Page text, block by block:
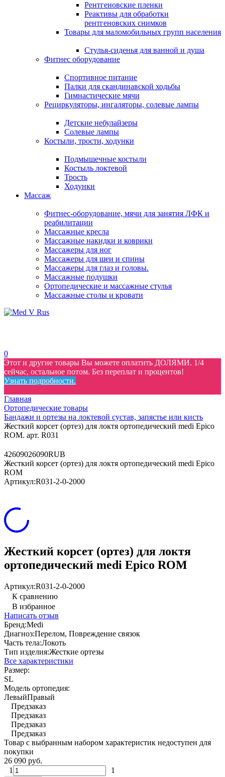
Рентгеновские пленки
Реактивы для обработки
рентгеновских снимков
Товары для маломобильных групп населения
Стулья-сиденья для ванной и душа
Фитнес оборудование
Спортивное питание
Палки для скандинавской ходьбы
Гимнастические мячи
Рециркуляторы, ингаляторы, солевые лампы
Детские небулайзеры
Солевые лампы
Костыли, трости, ходунки
Подмышечные костыли
Костыль локтевой
Трость
Ходунки
Массаж
Фитнес-оборудование, мячи для занятия ЛФК и
реабилитации
Массажные кресла
Массажные накидки и коврики
Массажеры для ног
Массажеры для шеи и спины
Массажеры для глаз и головы.
Массажные подушки
Ортопедические и массажные стулья
Массажные столы и кровати
0
Этот и другие товары Вы можете оплатить ДОЛЯМИ. 1/4
сейчас, остальное потом. Без переплат и процентов!
Узнать подробности.
Главная
Ортопедические товары
Бандажи и ортезы на локтевой сустав, запястье или кисть
Жесткий корсет (ортез) для локтя ортопедический medi Epico
ROM. арт. R031
42609026090RUB
Жесткий корсет (ортез) для локтя ортопедический medi Epico
ROM
Артикул:R031-2-0-2000
Жесткий корсет (ортез) для локтя
ортопедический medi Epico ROM
Артикул:R031-2-0-2000
К сравнению
В избранное
Написать отзыв
Бренд:Medi
Диагноз:Перелом, Повреждение связок
Часть тела:Локоть
Тип изделия:Жесткие ортезы
Все характеристики
Размер:
SL
Модель ортопедия:
ЛевыйПравый
Предзаказ
Предзаказ
Предзаказ
Предзаказ
Товар с выбранным набором характеристик недоступен для
покупки
26 090 руб.
1
1